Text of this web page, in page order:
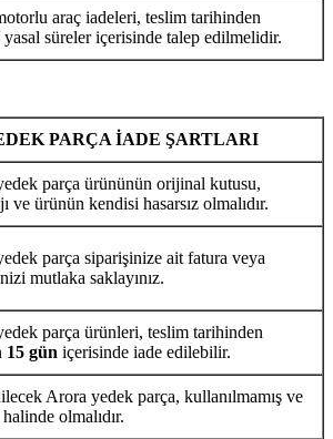
araç iadeleri, teslim tarihinden
süreler içerisinde talep edilmelidir.
PARÇA İADE ŞARTLARI
parça ürününün orijinal kutusu,
ve ürünün kendisi hasarsız olmalıdır.
parça siparişinize ait fatura veya
mutlaka saklayınız.
parça ürünleri, teslim tarihinden
15 gün içerisinde iade edilebilir.
Arora yedek parça, kullanılmamış ve
olmalıdır.